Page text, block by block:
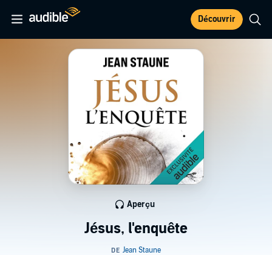
Découvrir
Jésus, l'enquête
Aperçu